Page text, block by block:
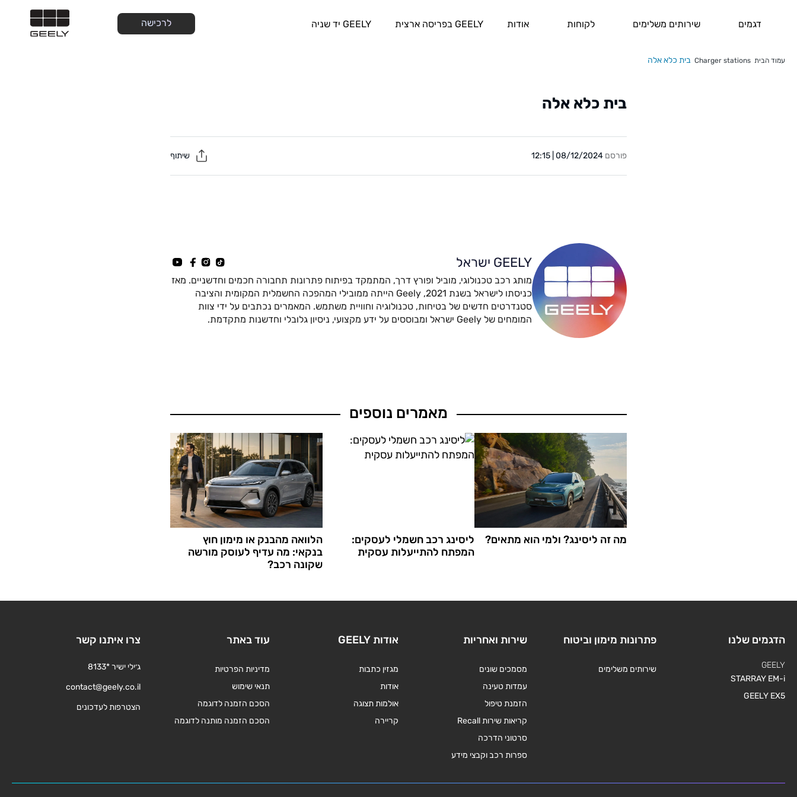
דגמים שירותים משלימים לקוחות אודות GEELY בפריסה ארצית GEELY יד שניה לרכישה
עמוד הבית Charger stations בית כלא אלה
בית כלא אלה
פורסם 08/12/2024 | 12:15
GEELY ישראל
מותג רכב טכנולוגי, מוביל ופורץ דרך, המתמקד בפיתוח פתרונות תחבורה חכמים וחדשניים. מאז
כניסתו לישראל בשנת 2021, Geely הייתה ממובילי המהפכה החשמלית המקומית והציבה
סטנדרטים חדשים של בטיחות, טכנולוגיה וחוויית משתמש. המאמרים נכתבים על ידי צוות
המומחים של Geely ישראל ומבוססים על ידע מקצועי, ניסיון גלובלי וחדשנות מתקדמת.
מאמרים נוספים
מה זה ליסינג? ולמי הוא מתאים?
ליסינג רכב חשמלי לעסקים:
המפתח להתייעלות עסקית
הלוואה מהבנק או מימון חוץ
בנקאי: מה עדיף לעוסק מורשה
שקונה רכב?
הדגמים שלנו
GEELY
STARRAY EM-i
GEELY EX5
פתרונות מימון וביטוח
שירותים משלימים
שירות ואחריות
מסמכים שונים
עמדות טעינה
הזמנת טיפול
קריאות שירות Recall
סרטוני הדרכה
ספרות רכב וקבצי מידע
אודות GEELY
מגזין כתבות
אודות
אולמות תצוגה
קריירה
עוד באתר
מדיניות הפרטיות
תנאי שימוש
הסכם הזמנה לדוגמה
הסכם הזמנה מותנה לדוגמה
צרו איתנו קשר
ג׳ילי ישיר *8133
contact@geely.co.il
הצטרפות לעדכונים